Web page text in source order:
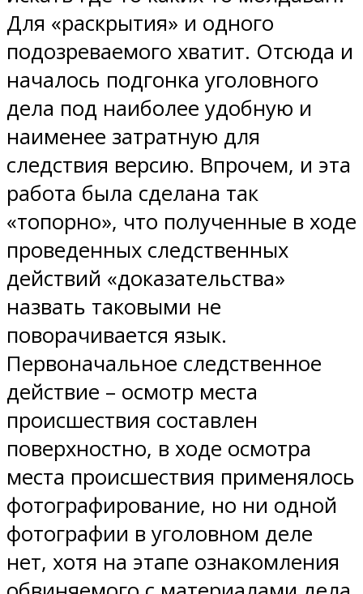
Для «раскрытия» и одного
подозреваемого хватит. Отсюда и
началось подгонка уголовного
дела под наиболее удобную и
наименее затратную для
следствия версию. Впрочем, и эта
работа была сделана так
«топорно», что полученные в ходе
проведенных следственных
действий «доказательства»
назвать таковыми не
поворачивается язык.
Первоначальное следственное
действие – осмотр места
происшествия составлен
поверхностно, в ходе осмотра
места происшествия применялось
фотографирование, но ни одной
фотографии в уголовном деле
нет, хотя на этапе ознакомления